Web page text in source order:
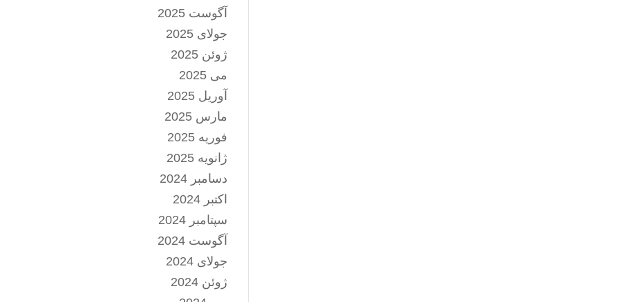
آگوست 2025
جولای 2025
ژوئن 2025
می 2025
آوریل 2025
مارس 2025
فوریه 2025
ژانویه 2025
دسامبر 2024
اکتبر 2024
سپتامبر 2024
آگوست 2024
جولای 2024
ژوئن 2024